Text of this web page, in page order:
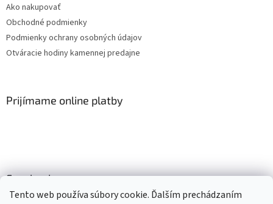
Tento web používa súbory cookie. Ďalším prechádzaním
Ako nakupovať
Obchodné podmienky
Podmienky ochrany osobných údajov
Otváracie hodiny kamennej predajne
Prijímame online platby
Facebook